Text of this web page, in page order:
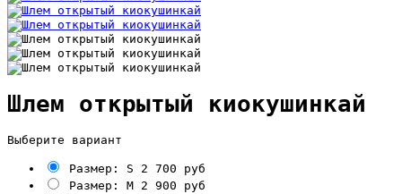
Шлем открытый киокушинкай
Выберите вариант
Размер: S 2 700 руб
Размер: M 2 900 руб